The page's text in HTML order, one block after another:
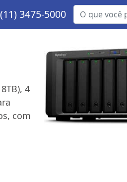
(11) 3475-5000
4
com